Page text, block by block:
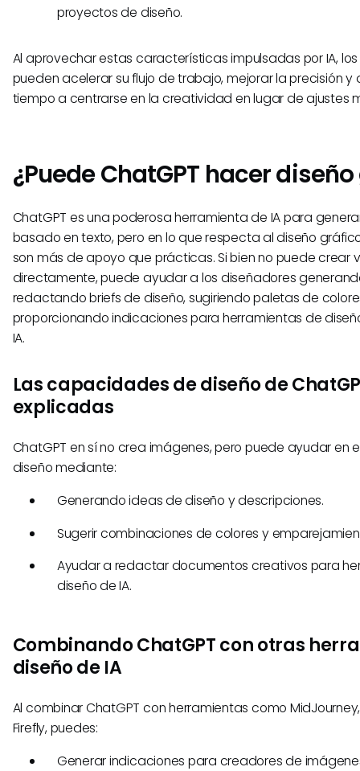
proyectos de diseño.
Al aprovechar estas características impulsadas por IA,
pueden acelerar su flujo de trabajo, mejorar la precisión
tiempo a centrarse en la creatividad en lugar de ajustes
¿Puede ChatGPT hacer
ChatGPT es una poderosa herramienta de IA para
basado en texto, pero en lo que respecta al diseño
son más de apoyo que prácticas. Si bien no puede crear
directamente, puede ayudar a los diseñadores
redactando briefs de diseño, sugiriendo paletas de
proporcionando indicaciones para herramientas de
IA.
Las capacidades de diseño de
explicadas
ChatGPT en sí no crea imágenes, pero puede ayudar en
diseño mediante:
Generando ideas de diseño y descripciones.
Sugerir combinaciones de colores y
Ayudar a redactar documentos creativos para
diseño de IA.
Combinando ChatGPT con otras
diseño de IA
Al combinar ChatGPT con herramientas como
Firefly, puedes:
Generar indicaciones para creadores de